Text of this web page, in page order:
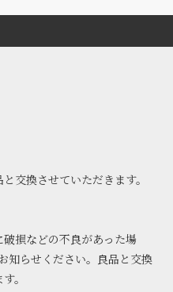
交換させていただきます。
破損などの不良があった場
知らせください。良品と交換
。